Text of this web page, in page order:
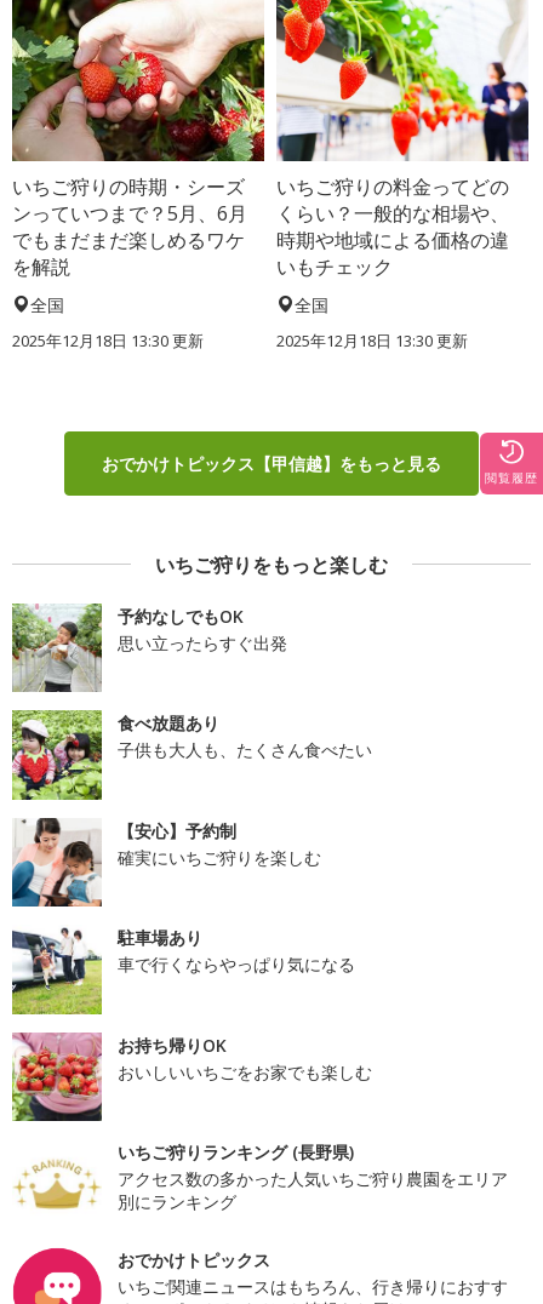
いちご狩りの時期・シーズ
ンっていつまで？5月、6月
でもまだまだ楽しめるワケ
を解説
全国
2025年12月18日 13:30 更新
いちご狩りの料金ってどの
くらい？一般的な相場や、
時期や地域による価格の違
いもチェック
全国
2025年12月18日 13:30 更新
おでかけトピックス【甲信越】をもっと見る
いちご狩りをもっと楽しむ
予約なしでもOK
思い立ったらすぐ出発
食べ放題あり
子供も大人も、たくさん食べたい
【安心】予約制
確実にいちご狩りを楽しむ
駐車場あり
車で行くならやっぱり気になる
お持ち帰りOK
おいしいいちごをお家でも楽しむ
いちご狩りランキング (長野県)
アクセス数の多かった人気いちご狩り農園をエリア
別にランキング
おでかけトピックス
いちご関連ニュースはもちろん、行き帰りにおすす
閲覧履歴